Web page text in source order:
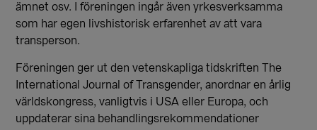
ämnet osv. I föreningen ingår även yrkesverksamma
som har egen livshistorisk erfarenhet av att vara
transperson.
Föreningen ger ut den vetenskapliga tidskriften The
International Journal of Transgender, anordnar en årlig
världskongress, vanligtvis i USA eller Europa, och
uppdaterar sina behandlingsrekommendationer